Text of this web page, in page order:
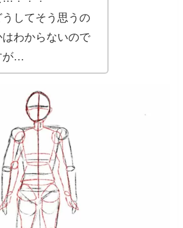
うしてそう思うの
はわからないので
が…